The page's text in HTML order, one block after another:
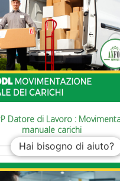
Datore di Lavoro :
manuale carichi
Hai bisogno di aiuto?